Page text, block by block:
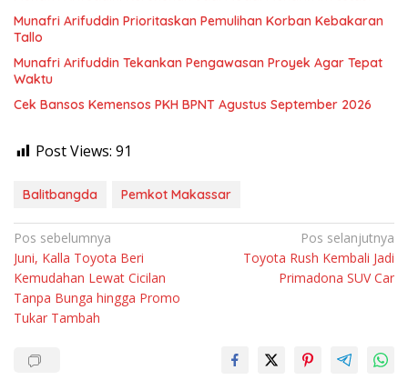
Munafri Arifuddin Prioritaskan Pemulihan Korban Kebakaran
Tallo
Munafri Arifuddin Tekankan Pengawasan Proyek Agar Tepat
Waktu
Cek Bansos Kemensos PKH BPNT Agustus September 2026
Post Views: 91
Balitbangda Pemkot Makassar
Navigasi
pos
Pos sebelumnya
Juni, Kalla Toyota Beri
Kemudahan Lewat Cicilan
Tanpa Bunga hingga Promo
Tukar Tambah
Pos selanjutnya
Toyota Rush Kembali Jadi
Primadona SUV Car